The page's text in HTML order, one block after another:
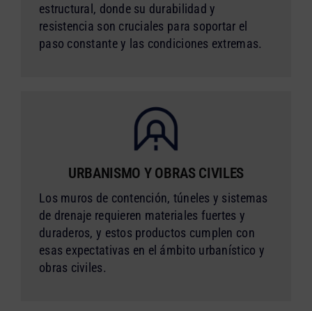
estructural, donde su durabilidad y
resistencia son cruciales para soportar el
paso constante y las condiciones extremas.
URBANISMO Y OBRAS CIVILES
Los muros de contención, túneles y sistemas
de drenaje requieren materiales fuertes y
duraderos, y estos productos cumplen con
esas expectativas en el ámbito urbanístico y
obras civiles.